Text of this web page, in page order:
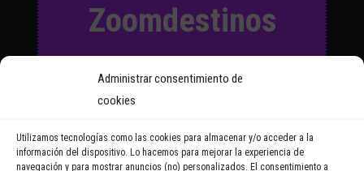
Administrar consentimiento de
cookies
Utilizamos tecnologías como las cookies para almacenar y/o acceder a la
información del dispositivo. Lo hacemos para mejorar la experiencia de
navegación y para mostrar anuncios (no) personalizados. El consentimiento a
Zoomdestinos
y recibirás regularmente las
noticias y reportajes que